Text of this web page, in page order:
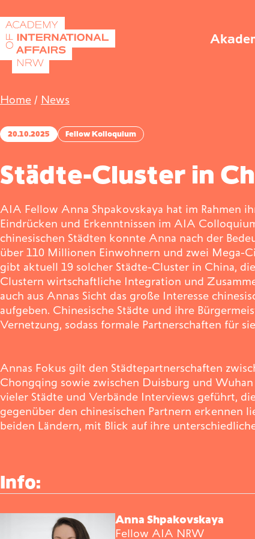
Home/ News
20.10.2025 Fellow Kolloquium
Städte-Cluster in
AIA Fellow Anna Shpakovskaya hat im Rahmen
Eindrücken und Erkenntnissen im AIA
chinesischen Städten konnte Anna nach der
über 110 Millionen Einwohnern und zwei Mega-
gibt aktuell 19 solcher Städte-Cluster in China,
Clustern wirtschaftliche Integration und
auch aus Annas Sicht das große Interesse
aufgeben. Chinesische Städte und ihre
Vernetzung, sodass formale Partnerschaften für
Annas Fokus gilt den Städtepartnerschaften
Chongqing sowie zwischen Duisburg und
vieler Städte und Verbände Interviews geführt,
gegenüber den chinesischen Partnern erkennen
beiden Ländern, mit Blick auf ihre
Info:
Anna Shpakovskaya
Fellow AIA NRW